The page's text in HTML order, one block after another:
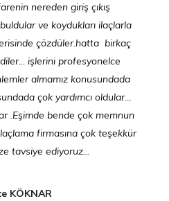
nereden giriş çıkış
ve koydukları ilaçlarla
çözdüler.hatta birkaç
işlerini profesyonelce
almamız konusundada
çok yardımcı oldular…
.Eşimde bende çok memnun
firmasına çok teşekkür
tavsiye ediyoruz...
KÖKNAR